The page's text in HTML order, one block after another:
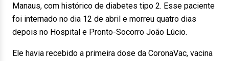
Manaus, com histórico de diabetes tipo 2. Esse paciente
foi internado no dia 12 de abril e morreu quatro dias
depois no Hospital e Pronto-Socorro João Lúcio.
Ele havia recebido a primeira dose da CoronaVac, vacina